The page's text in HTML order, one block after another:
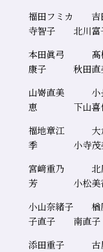
福田フミカ
寺智子 北川
本田眞弓
康子 秋田
山嵜直美 小
恵 下山喜
福地章江
季 小寺
宮﨑重乃
芳 小松
小山奈緒子
子直子 南
添田重子